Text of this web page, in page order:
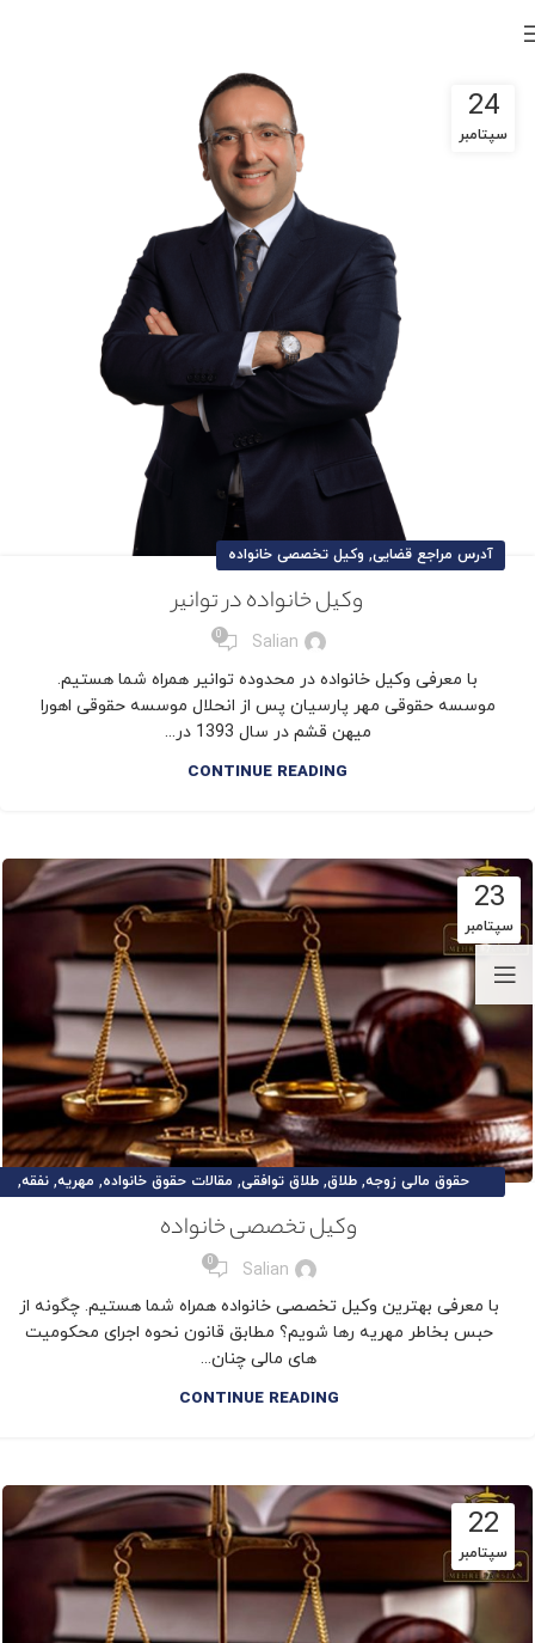
24
سپتامبر
آدرس مراجع قضایی, وکیل تخصصی خانواده
وکیل خانواده در توانیر
Salian
0
با معرفی وکیل خانواده در محدوده توانیر همراه شما هستیم.
موسسه حقوقی مهر پارسیان پس از انحلال موسسه حقوقی اهورا
میهن قشم در سال 1393 در...
CONTINUE READING
23
سپتامبر
حقوق مالی زوجه, طلاق, طلاق توافقی, مقالات حقوق خانواده, مهریه, نفقه,
وکیل تخصصی خانواده
Salian
0
با معرفی بهترین وکیل تخصصی خانواده همراه شما هستیم. چگونه از
حبس بخاطر مهریه رها شویم؟ مطابق قانون نحوه‌ اجرای محکومیت‌
های مالی چنان...
CONTINUE READING
22
سپتامبر